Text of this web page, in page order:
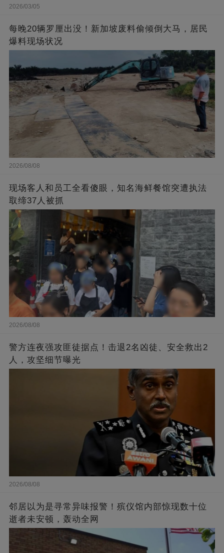
2026/03/05
每晚20辆罗厘出没！新加坡废料偷倾倒大马，居民
爆料现场状况
2026/08/08
现场客人和员工全看傻眼，知名海鲜餐馆突遭执法
取缔37人被抓
2026/08/08
警方连夜强攻匪徒据点！击退2名凶徒、安全救出2
人，攻坚细节曝光
2026/08/08
邻居以为是寻常异味报警！殡仪馆内部惊现数十位
逝者未安顿，轰动全网